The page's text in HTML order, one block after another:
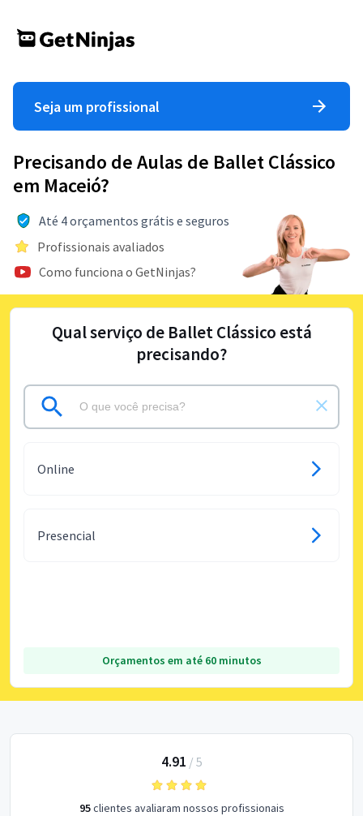
Seja um profissional
Precisando de Aulas de Ballet Clássico
em Maceió?
Até 4 orçamentos grátis e seguros
Profissionais avaliados
Como funciona o GetNinjas?
Qual serviço de Ballet Clássico está
precisando?
Online
Presencial
Orçamentos em até 60 minutos
4.91 / 5
95clientes avaliaram nossos profissionais